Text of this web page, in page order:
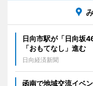
日向市駅が「日向坂
「おもてなし」進む
日向経済新聞
函南で地域交流イベ